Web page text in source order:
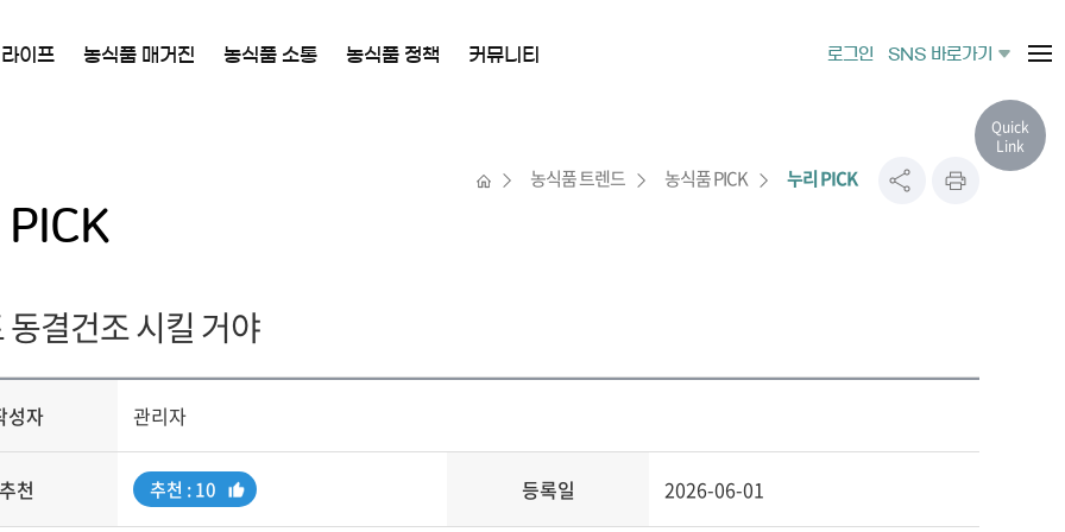
이프 농식품 매거진 농식품 소통 농식품 정책 커뮤니티 로그인 SNS 바로가기
농식품 트렌드 농식품 PICK 누리 PICK
동결건조 시킬 거야
성자 관리자
추천
추
천
추천 : 10 등록일 2026-06-01
Quick
Link